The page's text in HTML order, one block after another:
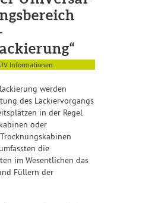
Informationen
werden
des Lackiervorgangs
in der Regel
oder
die
im Wesentlichen das
Füllern der